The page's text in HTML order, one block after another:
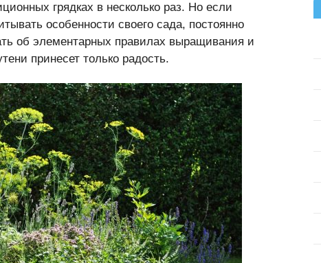
грядках в несколько раз. Но если
особенности своего сада, постоянно
об элементарных правилах выращивания и
принесет только радость.